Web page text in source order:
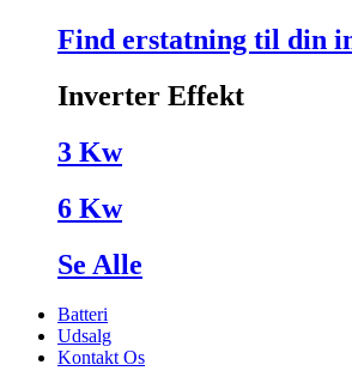
Find erstatning til din
Inverter Effekt
3 Kw
6 Kw
Se Alle
Batteri
Udsalg
Kontakt Os